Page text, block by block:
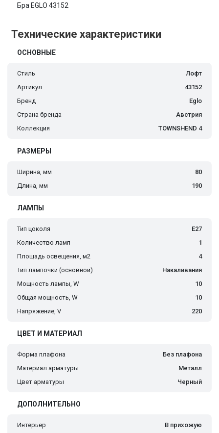
Бра EGLO 43152
Технические характеристики
ОСНОВНЫЕ
Стиль
Лофт
Артикул
43152
Бренд
Eglo
Страна бренда
Австрия
Коллекция
TOWNSHEND 4
РАЗМЕРЫ
Ширина, мм
80
Длина, мм
190
ЛАМПЫ
Тип цоколя
E27
Количество ламп
1
Площадь освещения, м2
4
Тип лампочки (основной)
Накаливания
Мощность лампы, W
10
Общая мощность, W
10
Напряжение, V
220
ЦВЕТ И МАТЕРИАЛ
Форма плафона
Без плафона
Материал арматуры
Металл
Цвет арматуры
Черный
ДОПОЛНИТЕЛЬНО
Интерьер
В прихожую